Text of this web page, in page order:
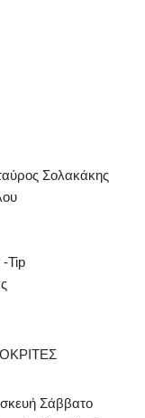
Σολακάκης
Tip
Σάββατο